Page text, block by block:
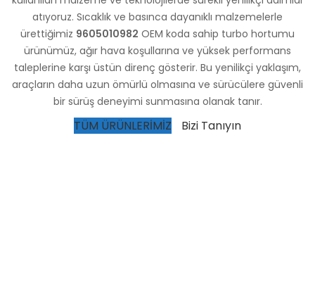
atıyoruz. Sıcaklık ve basınca dayanıklı malzemelerle
ürettiğimiz 9605010982 OEM koda sahip turbo hortumu
ürünümüz, ağır hava koşullarına ve yüksek performans
taleplerine karşı üstün direnç gösterir. Bu yenilikçi yaklaşım,
araçların daha uzun ömürlü olmasına ve sürücülere güvenli
bir sürüş deneyimi sunmasına olanak tanır.
TÜM ÜRÜNLERİMİZ Bizi Tanıyın